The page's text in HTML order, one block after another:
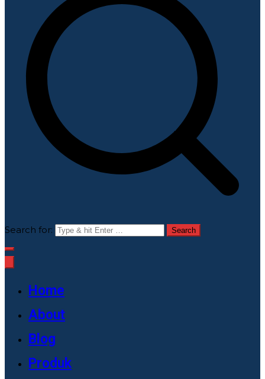
Search for:
Home
About
Blog
Produk